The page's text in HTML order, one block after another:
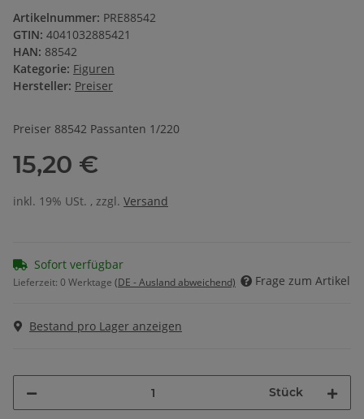
Artikelnummer: PRE88542
GTIN: 4041032885421
HAN: 88542
Kategorie: Figuren
Hersteller: Preiser
Preiser 88542 Passanten 1/220
15,20 €
inkl. 19% USt. , zzgl. Versand
Sofort verfügbar
Lieferzeit: 0 Werktage (DE - Ausland abweichend) Frage zum Artikel
Bestand pro Lager anzeigen
Stück